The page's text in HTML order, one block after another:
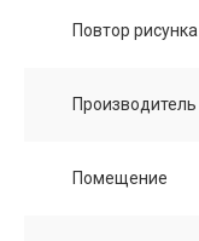
Повтор рисунка
Производитель
Помещение